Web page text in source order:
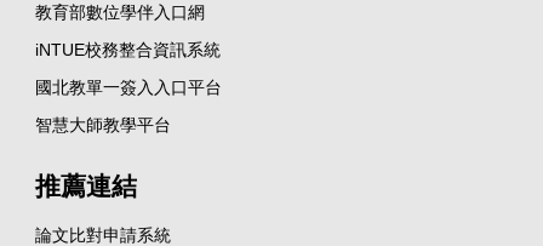
教育部數位學伴入口網
iNTUE校務整合資訊系統
國北教單一簽入入口平台
智慧大師教學平台
推薦連結
論文比對申請系統